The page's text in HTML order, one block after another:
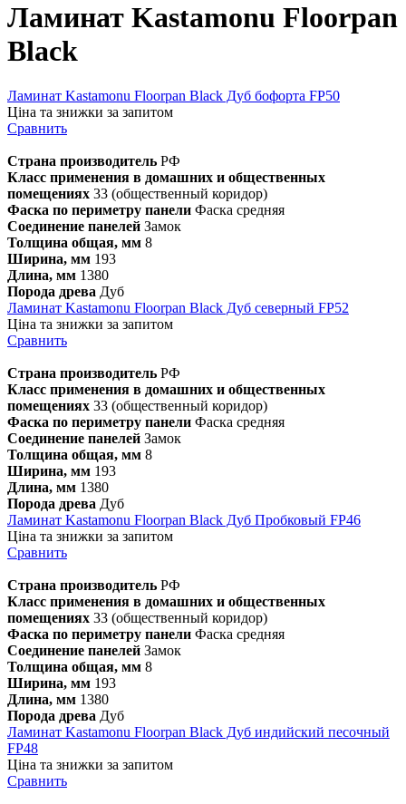
Ламинат Kastamonu Floorpan
Black
Ламинат Kastamonu Floorpan Black Дуб бофорта FP50
Ціна та знижки за запитом
Сравнить
Страна производитель РФ
Класс применения в домашних и общественных
помещениях 33 (общественный коридор)
Фаска по периметру панели Фаска средняя
Соединение панелей Замок
Толщина общая, мм 8
Ширина, мм 193
Длина, мм 1380
Порода древа Дуб
Ламинат Kastamonu Floorpan Black Дуб северный FP52
Ціна та знижки за запитом
Сравнить
Страна производитель РФ
Класс применения в домашних и общественных
помещениях 33 (общественный коридор)
Фаска по периметру панели Фаска средняя
Соединение панелей Замок
Толщина общая, мм 8
Ширина, мм 193
Длина, мм 1380
Порода древа Дуб
Ламинат Kastamonu Floorpan Black Дуб Пробковый FP46
Ціна та знижки за запитом
Сравнить
Страна производитель РФ
Класс применения в домашних и общественных
помещениях 33 (общественный коридор)
Фаска по периметру панели Фаска средняя
Соединение панелей Замок
Толщина общая, мм 8
Ширина, мм 193
Длина, мм 1380
Порода древа Дуб
Ламинат Kastamonu Floorpan Black Дуб индийский песочный
FP48
Ціна та знижки за запитом
Сравнить